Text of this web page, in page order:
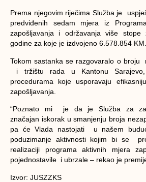
Prema njegovim riječima Služba je
predviđenih sedam mjera iz
zapošljavanja i održavanja više stope
godine za koje je izdvojeno 6.578.854 KM.
Tokom sastanka se razgovaralo o broju
i tržištu rada u Kantonu
procedurama koje usporavaju
zapošljavanja.
“Poznato mi je da je Služba za
značajan iskorak u smanjenju broja
pa će Vlada nastojati u našem
poduzimanje aktivnosti kojim bi se
realizaciji programa aktivnih mjera
pojednostavile i ubrzale – rekao je
Izvor: JUSZZKS